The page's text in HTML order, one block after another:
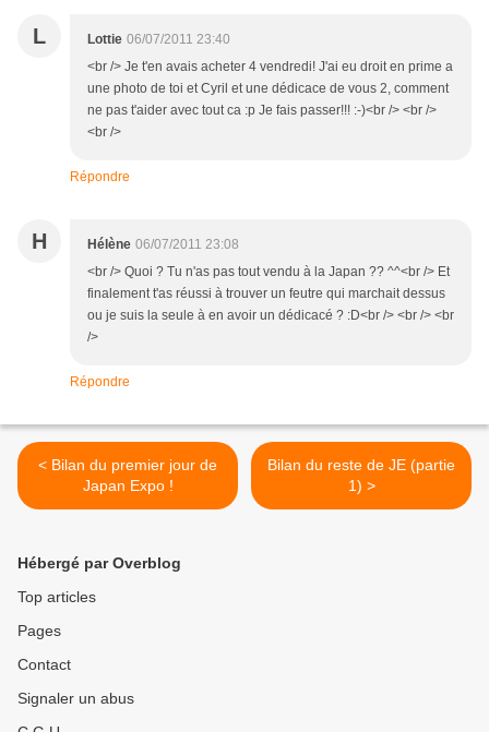
L Lottie 06/07/2011 23:40
<br /> Je t'en avais acheter 4 vendredi! J'ai eu droit en prime a
une photo de toi et Cyril et une dédicace de vous 2, comment
ne pas t'aider avec tout ca :p Je fais passer!!! :-)<br /> <br />
<br />
Répondre
H Hélène 06/07/2011 23:08
<br /> Quoi ? Tu n'as pas tout vendu à la Japan ?? ^^<br /> Et
finalement t'as réussi à trouver un feutre qui marchait dessus
ou je suis la seule à en avoir un dédicacé ? :D<br /> <br /> <br
/>
Répondre
< Bilan du premier jour de
Japan Expo !
Bilan du reste de JE (partie
1) >
Hébergé par Overblog
Top articles
Pages
Contact
Signaler un abus